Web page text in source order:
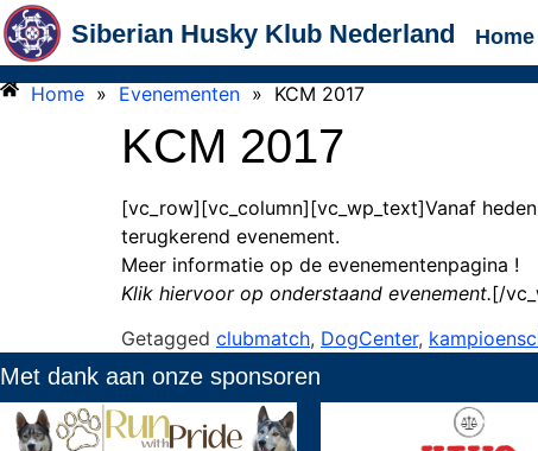
Siberian Husky Klub Nederland Home
Home » Evenementen » KCM 2017
KCM 2017
[vc_row][vc_column][vc_wp_text]Vanaf
terugkerend evenement.
Meer informatie op de evenementenpagina !
Klik hiervoor op onderstaand evenement.[/
Getagged clubmatch, DogCenter,
Met dank aan onze sponsoren